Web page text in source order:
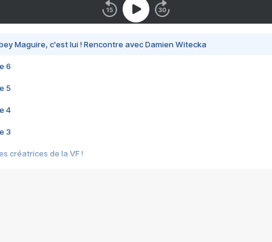
Maguire, c'est lui ! Rencontre avec Damien Witecka
6
5
4
3
créatrices de la VF !